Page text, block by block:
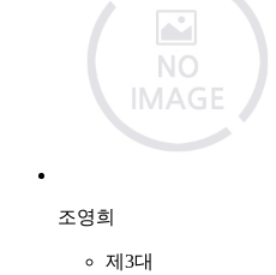
조영희
제3대